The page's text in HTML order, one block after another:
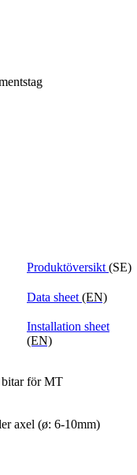
Produktöversikt (SE)
Data sheet (EN)
Installation sheet
(EN)
för MT
axel (ø: 6-10mm)